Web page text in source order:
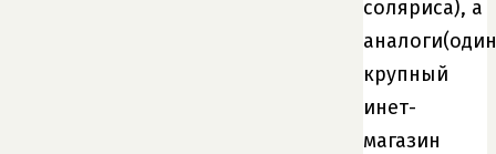
соляриса), а
аналоги(один
крупный
инет-
магазин